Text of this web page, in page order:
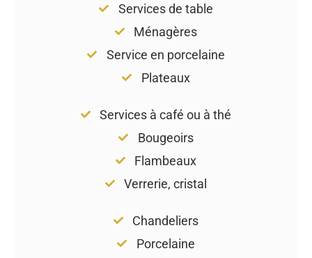
Services de table
Ménagères
Service en porcelaine
Plateaux
Services à café ou à thé
Bougeoirs
Flambeaux
Verrerie, cristal
Chandeliers
Porcelaine